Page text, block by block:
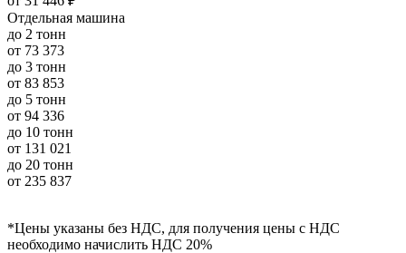
Отдельная машина
до 2 тонн
от 73 373
до 3 тонн
от 83 853
до 5 тонн
от 94 336
до 10 тонн
от 131 021
до 20 тонн
от 235 837
*Цены указаны без НДС, для получения цены с НДС
необходимо начислить НДС 20%